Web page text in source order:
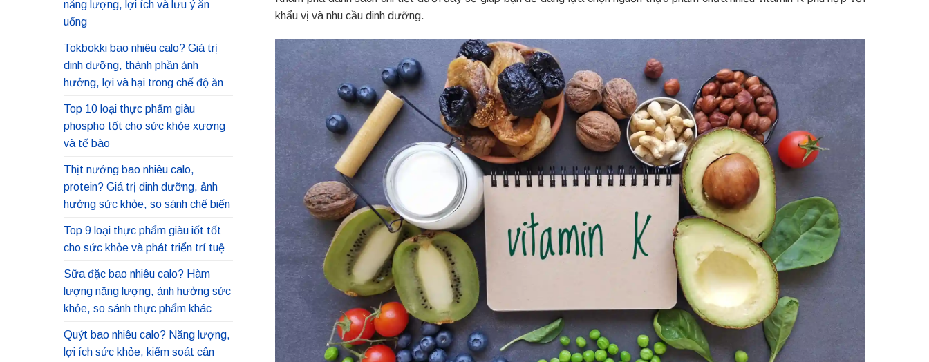
năng lượng, lợi ích và lưu ý ăn
uống
Tokbokki bao nhiêu calo? Giá trị
dinh dưỡng, thành phần ảnh
hưởng, lợi và hại trong chế độ ăn
Top 10 loại thực phẩm giàu
phospho tốt cho sức khỏe xương
và tế bào
Thịt nướng bao nhiêu calo,
protein? Giá trị dinh dưỡng, ảnh
hưởng sức khỏe, so sánh chế biến
Top 9 loại thực phẩm giàu iốt tốt
cho sức khỏe và phát triển trí tuệ
Sữa đặc bao nhiêu calo? Hàm
lượng năng lượng, ảnh hưởng sức
khỏe, so sánh thực phẩm khác
Quýt bao nhiêu calo? Năng lượng,
lợi ích sức khỏe, kiểm soát cân
khẩu vị và nhu cầu dinh dưỡng.